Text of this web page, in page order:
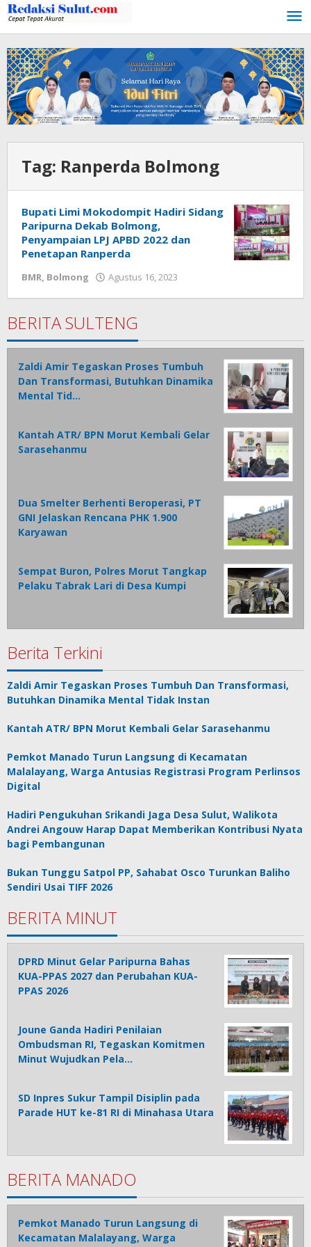
Lewati
ke
konten
Tag: Ranperda Bolmong
Bupati Limi Mokodompit Hadiri Sidang
Paripurna Dekab Bolmong,
Penyampaian LPJ APBD 2022 dan
Penetapan Ranperda
BMR, Bolmong Agustus 16, 2023
BERITA SULTENG
Zaldi Amir Tegaskan Proses Tumbuh
Dan Transformasi, Butuhkan Dinamika
Mental Tid…
Kantah ATR/ BPN Morut Kembali Gelar
Sarasehanmu
Dua Smelter Berhenti Beroperasi, PT
GNI Jelaskan Rencana PHK 1.900
Karyawan
Sempat Buron, Polres Morut Tangkap
Pelaku Tabrak Lari di Desa Kumpi
Berita Terkini
Zaldi Amir Tegaskan Proses Tumbuh Dan Transformasi,
Butuhkan Dinamika Mental Tidak Instan
Kantah ATR/ BPN Morut Kembali Gelar Sarasehanmu
Pemkot Manado Turun Langsung di Kecamatan
Malalayang, Warga Antusias Registrasi Program Perlinsos
Digital
Hadiri Pengukuhan Srikandi Jaga Desa Sulut, Walikota
Andrei Angouw Harap Dapat Memberikan Kontribusi Nyata
bagi Pembangunan
Bukan Tunggu Satpol PP, Sahabat Osco Turunkan Baliho
Sendiri Usai TIFF 2026
BERITA MINUT
DPRD Minut Gelar Paripurna Bahas
KUA-PPAS 2027 dan Perubahan KUA-
PPAS 2026
Joune Ganda Hadiri Penilaian
Ombudsman RI, Tegaskan Komitmen
Minut Wujudkan Pela…
SD Inpres Sukur Tampil Disiplin pada
Parade HUT ke-81 RI di Minahasa Utara
BERITA MANADO
Pemkot Manado Turun Langsung di
Kecamatan Malalayang, Warga